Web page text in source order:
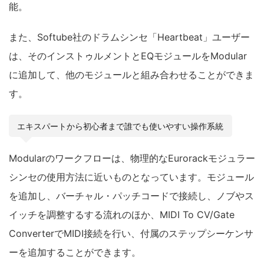
能。
また、Softube社のドラムシンセ「Heartbeat」ユーザー
は、そのインストゥルメントとEQモジュールをModular
に追加して、他のモジュールと組み合わせることができま
す。
エキスパートから初心者まで誰でも使いやすい操作系統
Modularのワークフローは、物理的なEurorackモジュラー
シンセの使用方法に近いものとなっています。モジュール
を追加し、バーチャル・パッチコードで接続し、ノブやス
イッチを調整するする流れのほか、MIDI To CV/Gate
ConverterでMIDI接続を行い、付属のステップシーケンサ
ーを追加することができます。